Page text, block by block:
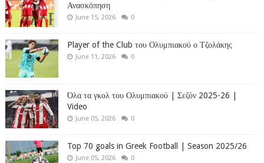
Ανασκόπηση
June 15, 2026 0
Player of the Club του Ολυμπιακού ο Τζολάκης
June 11, 2026 0
Όλα τα γκολ του Ολυμπιακού | Σεζόν 2025-26 |
Video
June 05, 2026 0
Top 70 goals in Greek Football | Season 2025/26
June 05, 2026 0